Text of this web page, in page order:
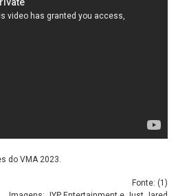
do VMA 2023.
Fonte: (1 )